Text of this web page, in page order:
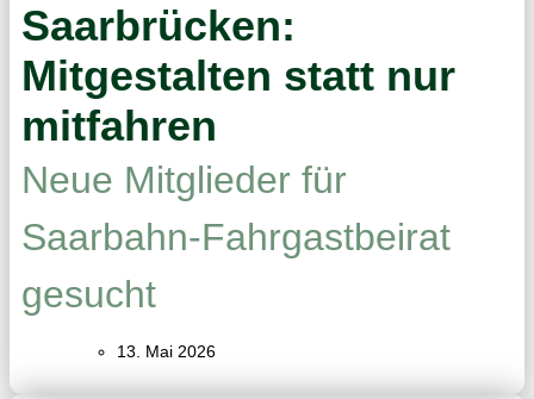
Saarbrücken:
Mitgestalten statt nur
mitfahren
Neue Mitglieder für
Saarbahn-Fahrgastbeirat
gesucht
13. Mai 2026